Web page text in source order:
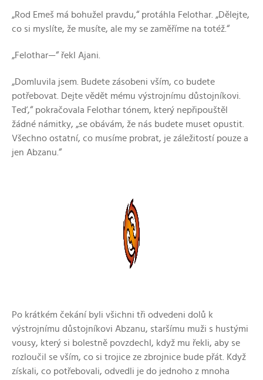
„Rod Emeš má bohužel pravdu,“ protáhla Felothar. „Dělejte,
co si myslíte, že musíte, ale my se zaměříme na totéž.“
„Felothar—“ řekl Ajani.
„Domluvila jsem. Budete zásobeni vším, co budete
potřebovat. Dejte vědět mému výstrojnímu důstojníkovi.
Teď,“ pokračovala Felothar tónem, který nepřipouštěl
žádné námitky, „se obávám, že nás budete muset opustit.
Všechno ostatní, co musíme probrat, je záležitostí pouze a
jen Abzanu.“
Po krátkém čekání byli všichni tři odvedeni dolů k
výstrojnímu důstojníkovi Abzanu, staršímu muži s hustými
vousy, který si bolestně povzdechl, když mu řekli, aby se
rozloučil se vším, co si trojice ze zbrojnice bude přát. Když
získali, co potřebovali, odvedli je do jednoho z mnoha